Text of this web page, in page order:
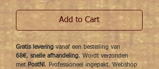
Add to Cart
Gratis levering vanaf een bestelling van
68€, snelle afhandeling. Wordt verzonden
met PostNl . Professioneel ingepakt. Webshop